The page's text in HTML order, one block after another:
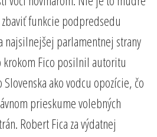
funkcie podpredsedu
najsilnejšej parlamentnej strany
Fico posilnil autoritu
ako vodcu opozície, čo
prieskume volebných
Robert Fica za výdatnej